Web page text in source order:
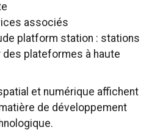
associés
platform station : stations
plateformes à haute
et numérique affichent
de développement